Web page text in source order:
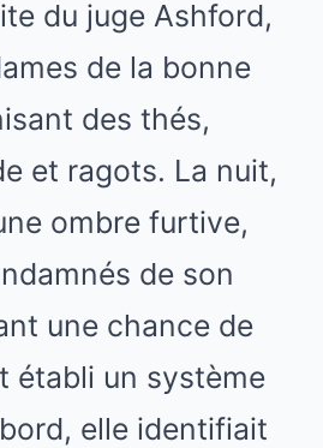
du juge Ashford,
de la bonne
des thés,
et ragots. La nuit,
ombre furtive,
de son
une chance de
établi un système
elle identifiait